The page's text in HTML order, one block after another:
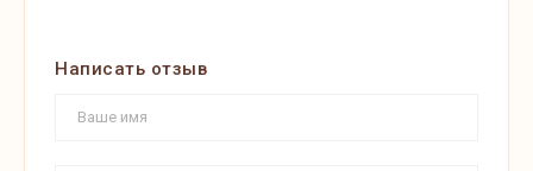
Написать отзыв